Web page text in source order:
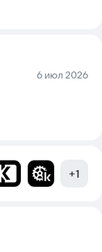
Дата:
6 июл 2026
+1